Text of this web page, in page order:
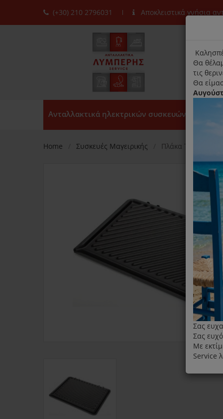
(+30) 210 2796031 Αποκλειστικά γνήσια
Ανταλλακτικά ηλεκτρικών συσκευών
Home Συσκευές Μαγειρικής Πλάκα Τοστιέρας
title
Θα
τις
Θα
Σας
Σας
Με
Service